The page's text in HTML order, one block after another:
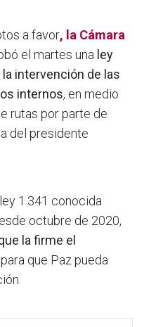
a favor, la Cámara
el martes una ley
intervención de las
internos, en medio
rutas por parte de
del presidente
1.341 conocida
octubre de 2020,
la firme el
que Paz pueda